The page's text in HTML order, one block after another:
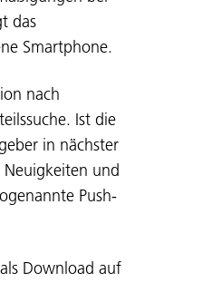
das
Smartphone.
nach
Ist die
in nächster
und
Push-
Download auf